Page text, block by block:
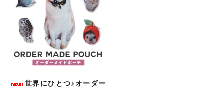
世界にひとつ♪オーダー